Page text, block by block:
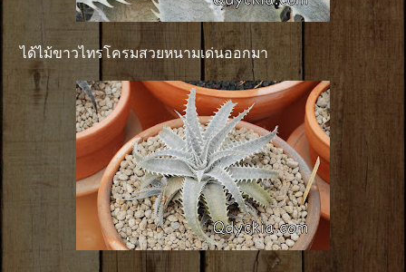
ได้ไม้ขาวไทรโครมสวยหนามเด่นออกมา